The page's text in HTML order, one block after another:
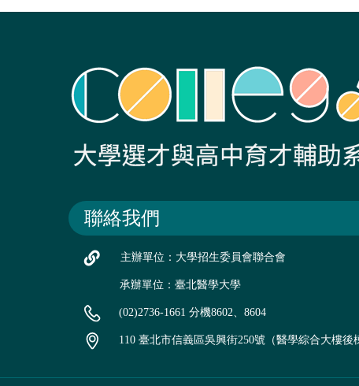
聯絡我們
主辦單位：大學招生委員會聯合會
承辦單位：臺北醫學大學
(02)2736-1661 分機8602、8604
110 臺北市信義區吳興街250號（醫學綜合大樓後